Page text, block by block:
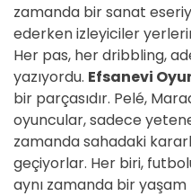
zamanda bir sanat
ederken izleyiciler
Her pas, her dribbling,
yazıyordu. Efsanevi
bir parçasıdır. Pelé,
oyuncular, sadece
zamanda sahadaki
geçiyorlar. Her biri,
aynı zamanda bir yaşam